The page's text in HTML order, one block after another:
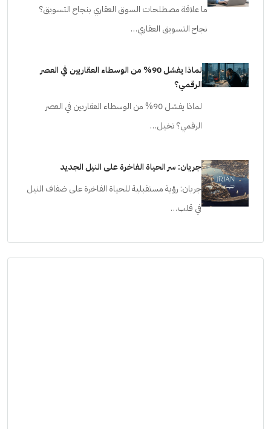
ما علاقة مصطلحات السوق العقاري بنجاح التسويق؟
نجاح التسويق العقاري…
لماذا يفشل 90% من الوسطاء العقاريين في العصر
الرقمي؟
لماذا يفشل 90% من الوسطاء العقاريين في العصر
الرقمي؟ تخيل…
جريان: سر الحياة الفاخرة على النيل الجديد
جريان: رؤية مستقبلية للحياة الفاخرة على ضفاف النيل
في قلب…